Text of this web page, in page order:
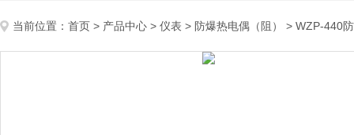
当前位置： 首页 > 产品中心 > 仪表 > 防爆热电偶（阻） > WZP-440